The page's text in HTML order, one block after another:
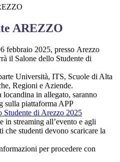
AREZZO
febbraio 2025, presso Arezzo
il Salone dello Studente di
Università, ITS, Scuole di Alta
Regioni e Aziende.
in allegato, saranno
sulla piattaforma APP
Studente di Arezzo 2025
in streaming all’evento e agli
che studenti devono scaricare la
per procedere con